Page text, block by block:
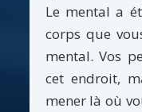
Le mental a
corps que
mental. Vos
cet endroit,
mener là où